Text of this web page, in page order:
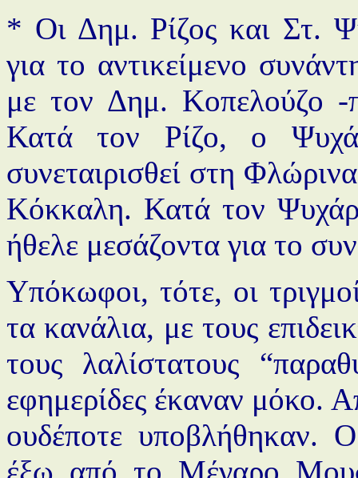
* Οι Δημ. Ρίζος και Στ.
για το αντικείμενο
με τον Δημ. Κοπελούζο -
Κατά τον Ρίζο, ο
συνεταιρισθεί στη
Κόκκαλη. Κατά τον
ήθελε μεσάζοντα για το
Υπόκωφοι, τότε, οι
τα κανάλια, με τους
τους λαλίστατους
εφημερίδες έκαναν μόκο.
ουδέποτε υποβλήθηκαν.